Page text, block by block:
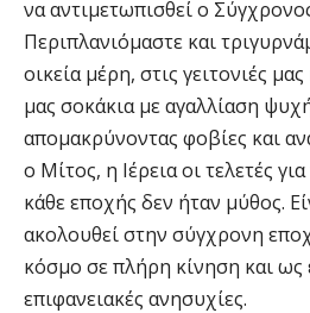
να αντιμετωπισθεί ο
Περιπλανιόμαστε και
οικεία μέρη, στις γειτονιές
μας σοκάκια με αγαλλίαση
απομακρύνοντας φοβίες και
ο Μίτος, η Ιέρεια οι τελετές
κάθε εποχής δεν ήταν μύθος.
ακολουθεί στην σύγχρονη
κόσμο σε πλήρη κίνηση και ως
επιφανειακές ανησυχίες.